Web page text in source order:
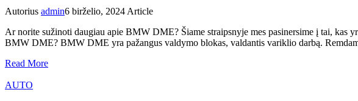
Autorius admin6 birželio, 2024 Article
Ar norite sužinoti daugiau apie BMW DME? Šiame straipsnyje mes pasinersime į tai,
BMW DME? BMW DME yra pažangus valdymo blokas, valdantis variklio darbą.
Read More
AUTO